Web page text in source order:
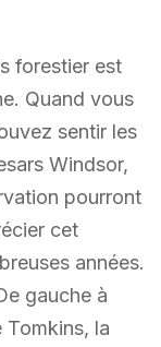
forestier est
Quand vous
sentir les
Windsor,
pourront
cet
années.
gauche à
Tomkins, la